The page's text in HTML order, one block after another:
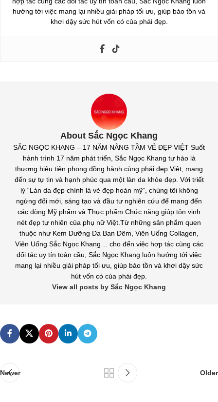
hướng tới việc mang lại nhiều giải pháp tối ưu, giúp bảo tồn và
khơi dậy sức hút vốn có của phái đẹp.
About Sắc Ngọc Khang
SẮC NGỌC KHANG – 17 NĂM NÂNG TẦM VẺ ĐẸP VIỆT Suốt
hành trình 17 năm phát triển, Sắc Ngọc Khang tự hào là
thương hiệu tiên phong đồng hành cùng phái đẹp Việt, mang
đến sự tự tin và hạnh phúc qua một làn da khỏe đẹp. Với triết
lý “Làn da đẹp chính là vẻ đẹp hoàn mỹ”, chúng tôi không
ngừng đổi mới, sáng tạo và đầu tư nghiên cứu để mang đến
các dòng Mỹ phẩm và Thực phẩm Chức năng giúp tôn vinh
nét đẹp tự nhiên của phụ nữ Việt.Từ những sản phẩm quen
thuộc như Kem Dưỡng Da Ban Đêm, Viên Uống Collagen,
Viên Uống Sắc Ngọc Khang… cho đến việc hợp tác cùng các
đối tác uy tín toàn cầu, Sắc Ngọc Khang luôn hướng tới việc
mang lại nhiều giải pháp tối ưu, giúp bảo tồn và khơi dậy sức
hút vốn có của phái đẹp.
View all posts by Sắc Ngọc Khang
Newer Older